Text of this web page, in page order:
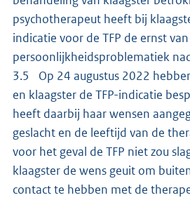
psychotherapeut heeft bij
indicatie voor de TFP de ernst
persoonlijkheidsproblematiek
3.5 Op 24 augustus 2022
en klaagster de TFP-indicatie
heeft daarbij haar wensen
geslacht en de leeftijd van de
voor het geval de TFP niet zou
klaagster de wens geuit om
contact te hebben met de